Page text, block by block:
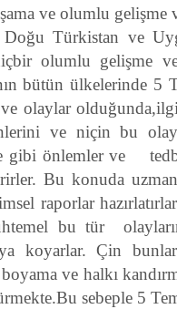
ve olumlu gelişme
Türkistan ve
olumlu gelişme
bütün ülkelerinde 5
olaylar
ve niçin bu
gibi önlemler ve
Bu konuda
raporlar
bu tür
koyarlar. Çin
ve halkı
sebeple 5